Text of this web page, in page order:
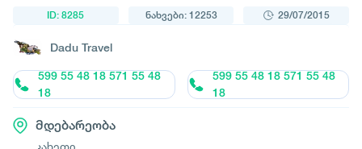
ID: 8285 ნახვები: 12253 29/07/2015
Dadu Travel
599 55 48 18 571 55 48
18
599 55 48 18 571 55 48
18
მდებარეობა
კახეთი